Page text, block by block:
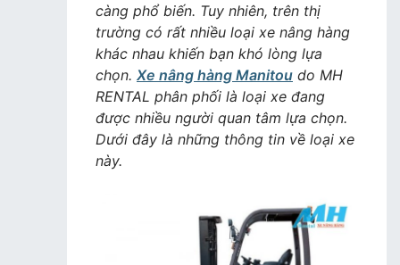
nâng
hàng
Manitou
tại
MH
RENTAL
càng phổ biến. Tuy nhiên, trên thị
trường có rất nhiều loại xe nâng hàng
khác nhau khiến bạn khó lòng lựa
chọn. Xe nâng hàng Manitou do MH
RENTAL phân phối là loại xe đang
được nhiều người quan tâm lựa chọn.
Dưới đây là những thông tin về loại xe
này.